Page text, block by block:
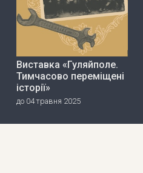
Виставка «Гуляйполе.
Тимчасово переміщені
історії»
до 04 травня 2025